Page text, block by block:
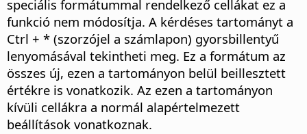
speciális formátummal rendelkező cellákat ez a
funkció nem módosítja. A kérdéses tartományt a
Ctrl + * (szorzójel a számlapon) gyorsbillentyű
lenyomásával tekintheti meg. Ez a formátum az
összes új, ezen a tartományon belül beillesztett
értékre is vonatkozik. Az ezen a tartományon
kívüli cellákra a normál alapértelmezett
beállítások vonatkoznak.